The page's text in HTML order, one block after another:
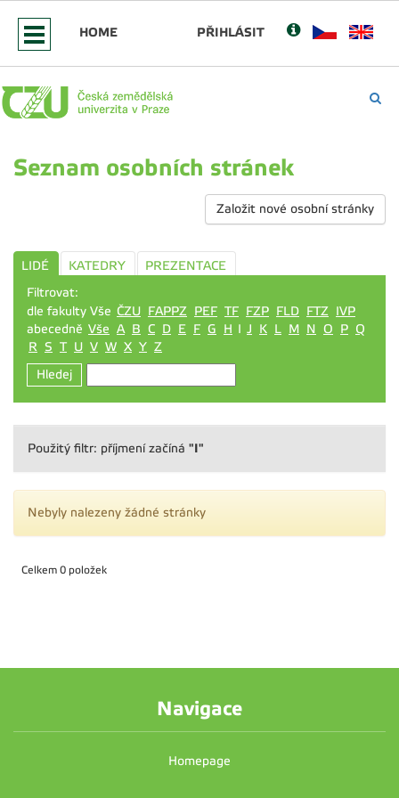
HOME PŘIHLÁSIT
Seznam osobních stránek
Založit nové osobní stránky
LIDÉ KATEDRY
PREZENTACE
Filtrovat:
dle fakulty Vše ČZU FAPPZ PEF TF FZP FLD FTZ IVP
abecedně Vše A B C D E F G H I J K L M N O P Q
R S T U V W X Y Z
Hledej
Použitý filtr: příjmení začíná "I"
Nebyly nalezeny žádné stránky
Celkem 0 položek
Navigace
Homepage